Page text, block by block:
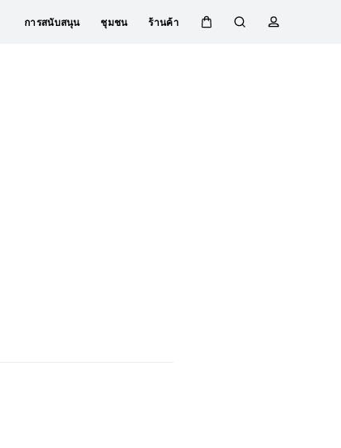
การสนับสนุน ชุมชน ร้านค้า